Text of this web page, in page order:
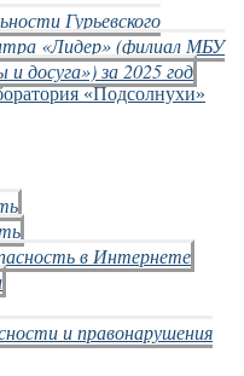
Гурьевского
«Лидер» (филиал МБУ
досуга») за 2025 год
«Подсолнухи»
в Интернете
и правонарушения